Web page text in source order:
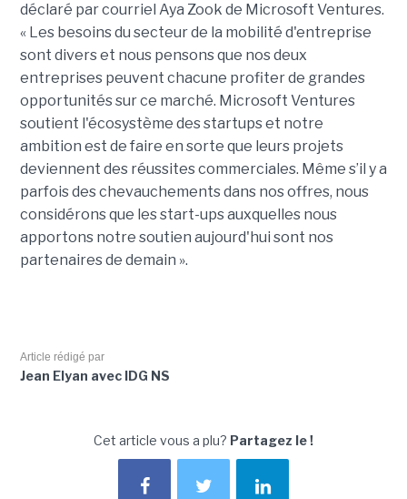
déclaré par courriel Aya Zook de Microsoft Ventures.
« Les besoins du secteur de la mobilité d'entreprise
sont divers et nous pensons que nos deux
entreprises peuvent chacune profiter de grandes
opportunités sur ce marché. Microsoft Ventures
soutient l'écosystème des startups et notre
ambition est de faire en sorte que leurs projets
deviennent des réussites commerciales. Même s’il y a
parfois des chevauchements dans nos offres, nous
considérons que les start-ups auxquelles nous
apportons notre soutien aujourd'hui sont nos
partenaires de demain ».
Article rédigé par
Jean Elyan avec IDG NS
Cet article vous a plu? Partagez le !